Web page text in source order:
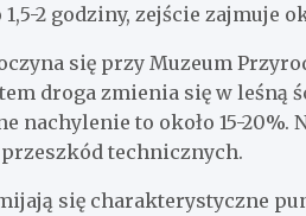
2 godziny, zejście zajmuje
się przy Muzeum
droga zmienia się w leśną
nachylenie to około 15-
technicznych.
się charakterystyczne